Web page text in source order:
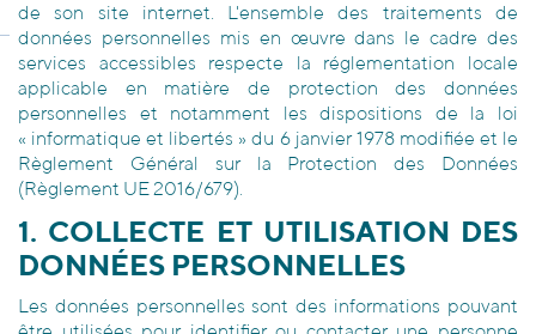
de son site internet. L'ensemble des traitements de
données personnelles mis en œuvre dans le cadre des
services accessibles respecte la réglementation locale
applicable en matière de protection des données
personnelles et notamment les dispositions de la loi
« informatique et libertés » du 6 janvier 1978 modifiée et le
Règlement Général sur la Protection des Données
(Règlement UE 2016/679).
1. COLLECTE ET UTILISATION DES
DONNÉES PERSONNELLES
Les données personnelles sont des informations pouvant